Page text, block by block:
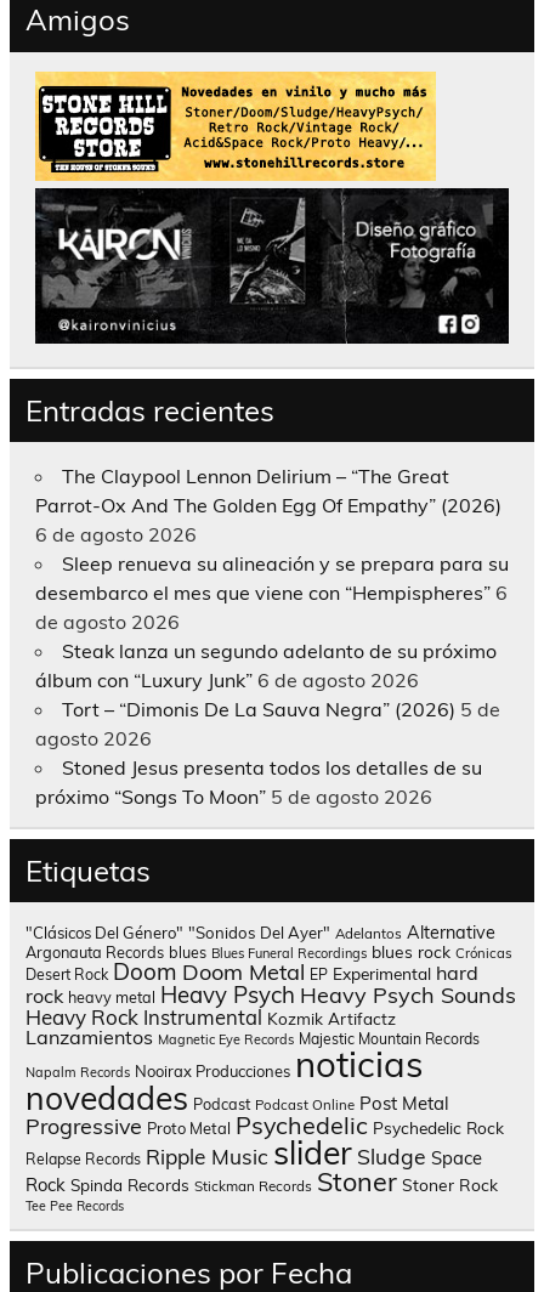
Amigos
Entradas recientes
The Claypool Lennon Delirium – “The Great
Parrot-Ox And The Golden Egg Of Empathy” (2026)
6 de agosto 2026
Sleep renueva su alineación y se prepara para su
desembarco el mes que viene con “Hempispheres” 6
de agosto 2026
Steak lanza un segundo adelanto de su próximo
álbum con “Luxury Junk” 6 de agosto 2026
Tort – “Dimonis De La Sauva Negra” (2026) 5 de
agosto 2026
Stoned Jesus presenta todos los detalles de su
próximo “Songs To Moon” 5 de agosto 2026
Etiquetas
"Clásicos Del Género" "Sonidos Del Ayer" Adelantos Alternative
Argonauta Records blues Blues Funeral Recordings blues rock Crónicas
Desert Rock Doom Doom Metal EP Experimental hard
rock heavy metal Heavy Psych Heavy Psych Sounds
Heavy Rock Instrumental Kozmik Artifactz
Lanzamientos Magnetic Eye Records Majestic Mountain Records
Napalm Records Nooirax Producciones noticias
novedades Podcast Podcast Online Post Metal
Progressive Proto Metal Psychedelic Psychedelic Rock
Relapse Records Ripple Music slider Sludge Space
Rock Spinda Records Stickman Records Stoner Stoner Rock
Tee Pee Records
Publicaciones por Fecha